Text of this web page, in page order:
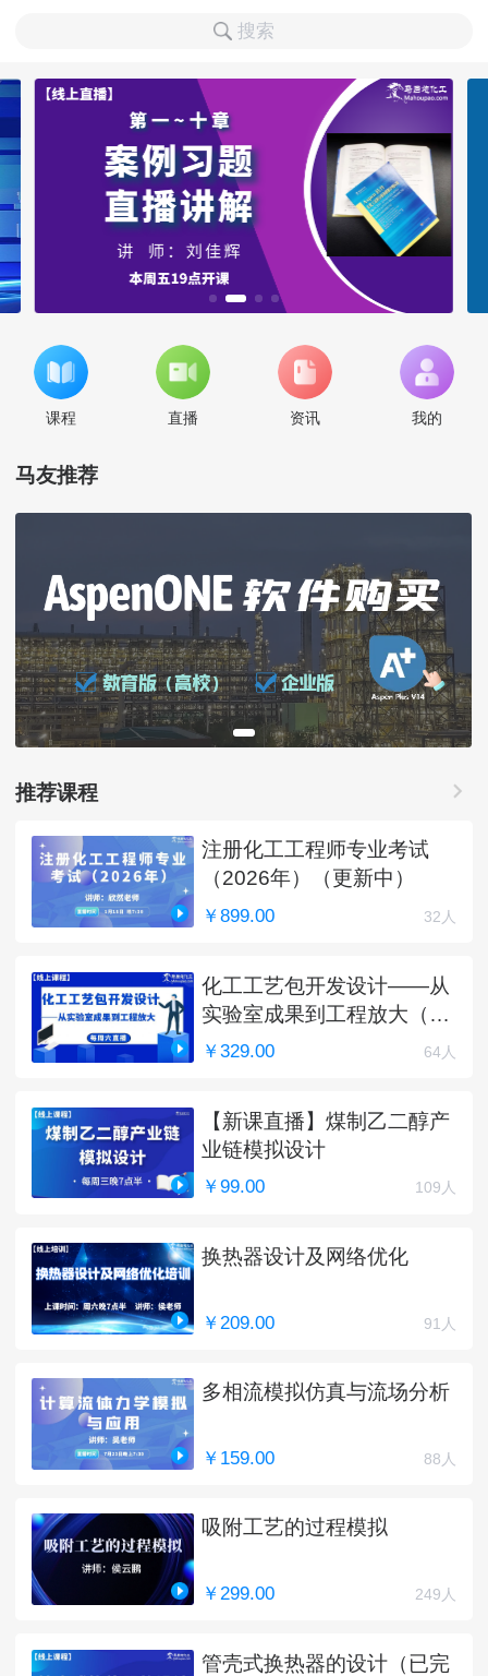
搜索
课程 直播 资讯 我的
马友推荐
推荐课程
注册化工工程师专业考试
（2026年）（更新中）
￥899.00 32人
化工工艺包开发设计——从
实验室成果到工程放大（完
结）
￥329.00 64人
【新课直播】煤制乙二醇产
业链模拟设计
￥99.00 109人
换热器设计及网络优化
￥209.00 91人
多相流模拟仿真与流场分析
￥159.00 88人
吸附工艺的过程模拟
￥299.00 249人
管壳式换热器的设计（已完